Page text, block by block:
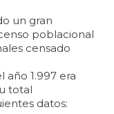
un gran
poblacional
censado
año 1.997 era
total
datos: